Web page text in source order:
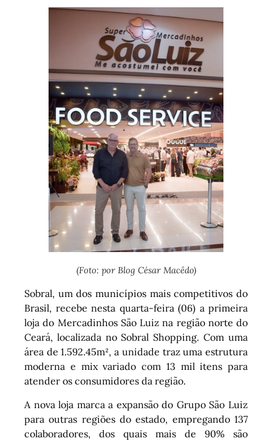
(Foto: por Blog César Macêdo)
Sobral, um dos municípios mais competitivos do
Brasil, recebe nesta quarta-feira (06) a primeira
loja do Mercadinhos São Luiz na região norte do
Ceará, localizada no Sobral Shopping. Com uma
área de 1.592.45m², a unidade traz uma estrutura
moderna e mix variado com 13 mil itens para
atender os consumidores da região.
A nova loja marca a expansão do Grupo São Luiz
para outras regiões do estado, empregando 137
colaboradores, dos quais mais de 90% são